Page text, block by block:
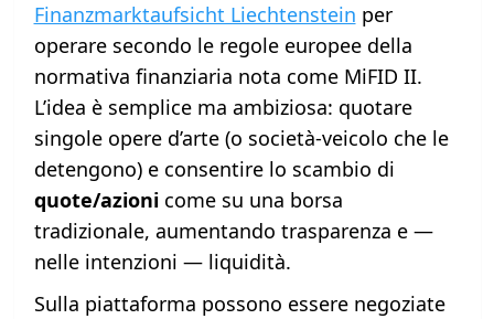
Finanzmarktaufsicht Liechtenstein per
operare secondo le regole europee della
normativa finanziaria nota come MiFID II.
L’idea è semplice ma ambiziosa: quotare
singole opere d’arte (o società-veicolo che le
detengono) e consentire lo scambio di
quote/azionicome su una borsa
tradizionale, aumentando trasparenza e —
nelle intenzioni — liquidità.
Sulla piattaforma possono essere negoziate